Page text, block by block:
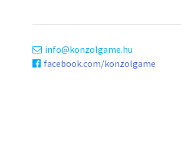
info
konzolgame.hu
facebook.com/konzolgame